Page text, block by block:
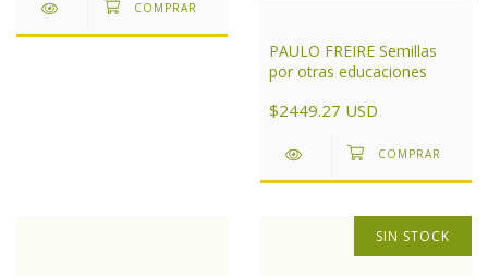
PAULO FREIRE Semillas
por otras educaciones
$2449.27 USD
SIN STOCK